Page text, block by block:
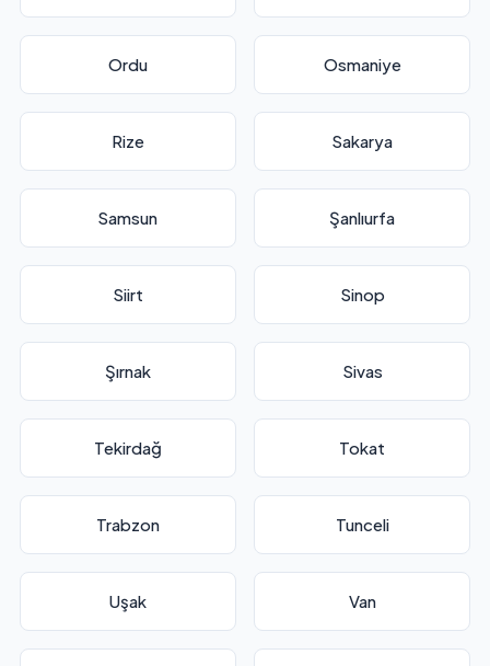
Ordu Osmaniye
Rize Sakarya
Samsun Şanlıurfa
Siirt Sinop
Şırnak Sivas
Tekirdağ Tokat
Trabzon Tunceli
Uşak Van